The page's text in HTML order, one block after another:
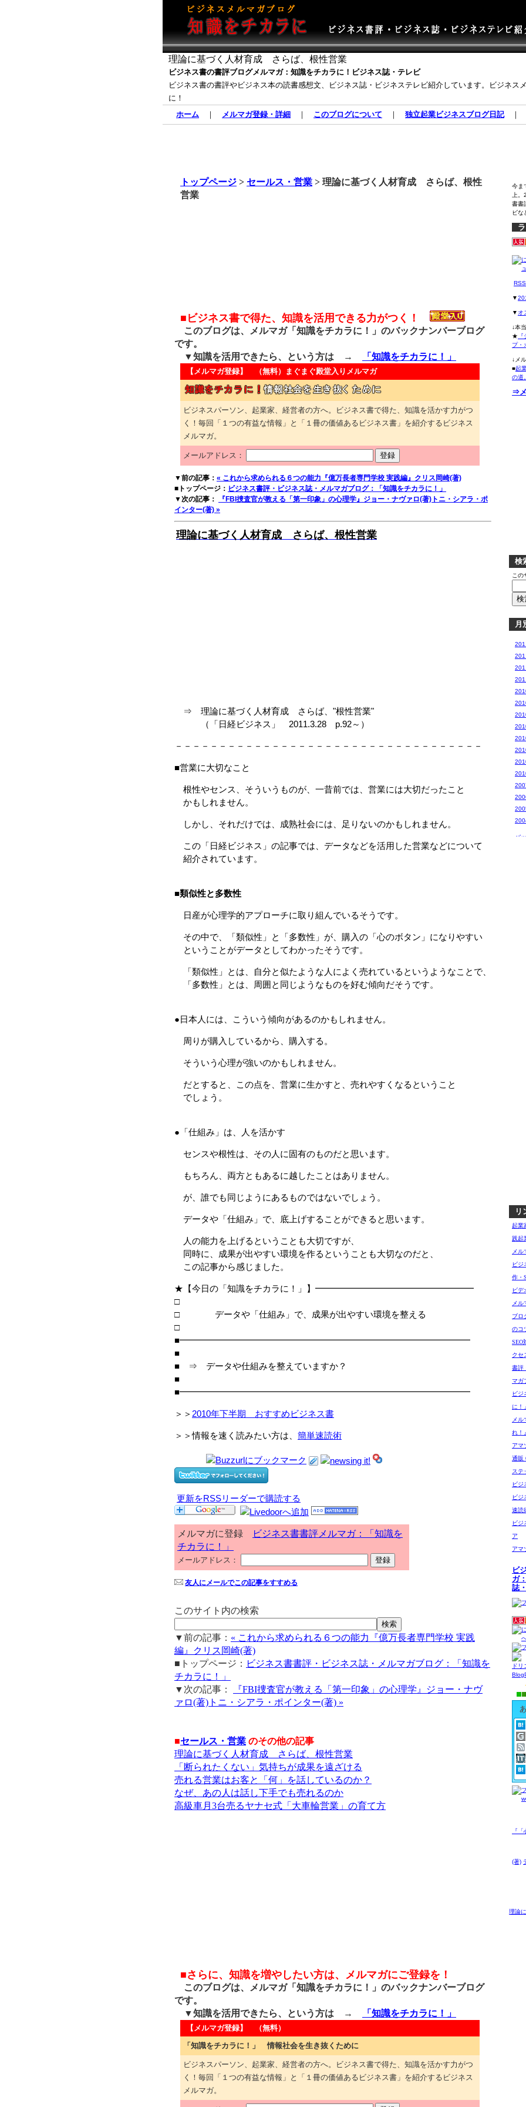
理論に基づく人材育成 さらば、根性営業
ビジネス書の書評ブログメルマガ：知識をチカラに！ビジネス誌・テレビ
ビジネス書の書評やビジネス本の読書感想文、ビジネス誌・ビジネステレビ紹介しています。ビジネス
に！
ホーム ｜ メルマガ登録・詳細 ｜ このブログについて ｜ 独立起業ビジネスブログ日記｜
トップページ > セールス・営業 > 理論に基づく人材育成 さらば、根性
営業
■ビジネス書で得た、知識を活用できる力がつく！
このブログは、メルマガ「知識をチカラに！」のバックナンバーブログ
です。
▼知識を活用できたら、という方は →
「知識をチカラに！」
【メルマガ登録】 （無料） まぐまぐ殿堂入りメルマガ
ビジネスパーソン、起業家、経営者の方へ。ビジネス書で得た、知識を活かす力がつ
く！毎回「１つの有益な情報」と「１冊の価値あるビジネス書」を紹介するビジネス
メルマガ。
メールアドレス：
▼前の記事： « これから求められる６つの能力『億万長者専門学校 実践編』クリス岡崎(著)
■トップページ： ビジネス書評・ビジネス誌・メルマガブログ：「知識をチカラに！」
▼次の記事：
『FBI捜査官が教える「第一印象」の心理学』ジョー・ナヴァロ(著)トニ・シアラ・ポ
インター(著) »
理論に基づく人材育成 さらば、根性営業
⇒ 理論に基づく人材育成 さらば、"根性営業"
（「日経ビジネス」 2011.3.28 p.92～）
－－－－－－－－－－－－－－－－－－－－－－－－－－－－－－－－－－－
■営業に大切なこと
根性やセンス、そういうものが、一昔前では、営業には大切だったこと
かもしれません。
しかし、それだけでは、成熟社会には、足りないのかもしれません。
この「日経ビジネス」の記事では、データなどを活用した営業などについて
紹介されています。
■類似性と多数性
日産が心理学的アプローチに取り組んでいるそうです。
その中で、「類似性」と「多数性」が、購入の「心のボタン」になりやすい
ということがデータとしてわかったそうです。
「類似性」とは、自分と似たような人によく売れているというようなことで、
「多数性」とは、周囲と同じようなものを好む傾向だそうです。
●日本人には、こういう傾向があるのかもしれません。
周りが購入しているから、購入する。
そういう心理が強いのかもしれません。
だとすると、この点を、営業に生かすと、売れやすくなるということ
でしょう。
●「仕組み」は、人を活かす
センスや根性は、その人に固有のものだと思います。
もちろん、両方ともあるに越したことはありません。
が、誰でも同じようにあるものではないでしょう。
データや「仕組み」で、底上げすることができると思います。
人の能力を上げるということも大切ですが、
同時に、成果が出やすい環境を作るということも大切なのだと、
この記事から感じました。
★【今日の「知識をチカラに！」】━━━━━━━━━━━━━━━━━━
□
□ データや「仕組み」で、成果が出やすい環境を整える
□
■━━━━━━━━━━━━━━━━━━━━━━━━━━━━━━━━━
■
■ ⇒ データや仕組みを整えていますか？
■
■━━━━━━━━━━━━━━━━━━━━━━━━━━━━━━━━━
＞＞ 2010年下半期 おすすめビジネス書
＞＞情報を速く読みたい方は、 簡単速読術
更新をRSSリーダーで購読する
メルマガに登録
ビジネス書書評メルマガ：「知識を
チカラに！」
メールアドレス：
友人にメールでこの記事をすすめる
このサイト内の検索
▼前の記事： « これから求められる６つの能力『億万長者専門学校 実践
編』クリス岡崎(著)
■トップページ： ビジネス書書評・ビジネス誌・メルマガブログ：「知識を
チカラに！」
▼次の記事：
『FBI捜査官が教える「第一印象」の心理学』ジョー・ナヴ
ァロ(著)トニ・シアラ・ポインター(著) »
■セールス・営業 のその他の記事
理論に基づく人材育成 さらば、根性営業
「断られたくない」気持ちが成果を遠ざける
売れる営業はお客と「何」を話しているのか？
なぜ、あの人は話し下手でも売れるのか
高級車月3台売るヤナセ式「大車輪営業」の育て方
■さらに、知識を増やしたい方は、メルマガにご登録を！
このブログは、メルマガ「知識をチカラに！」のバックナンバーブログ
です。
▼知識を活用できたら、という方は →
「知識をチカラに！」
【メルマガ登録】 （無料）
「知識をチカラに！」 情報社会を生き抜くために
ビジネスパーソン、起業家、経営者の方へ。ビジネス書で得た、知識を活かす力がつ
く！毎回「１つの有益な情報」と「１冊の価値あるビジネス書」を紹介するビジネス
メルマガ。
今ま
上
書書
ビな
▼
▼ オ
↓本
★
プ・
↓メ
■起
の道。
⇒
検
この
月
バ
リ
起業
践起
メ
ビジ
作・
ビデ
メル
ブロ
のコ
SEO
クセ
書評
マガ
ビジ
に！」
メ
れ！
アマ
通販
ステ
ビジ
ビジ
速読
ビ
ア
アマ
ビ
ガ
誌
ドリ
『
(著)
理論